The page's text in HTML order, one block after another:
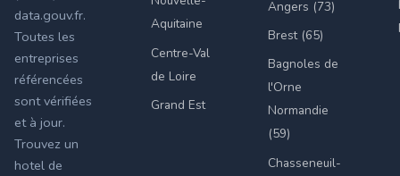
data.gouv.fr.
Toutes les
entreprises
référencées
sont vérifiées
et à jour.
Trouvez un
hotel de
Aquitaine
Centre-Val
de Loire
Grand Est
Angers (73)
Brest (65)
Bagnoles de
l'Orne
Normandie
(59)
Chasseneuil-